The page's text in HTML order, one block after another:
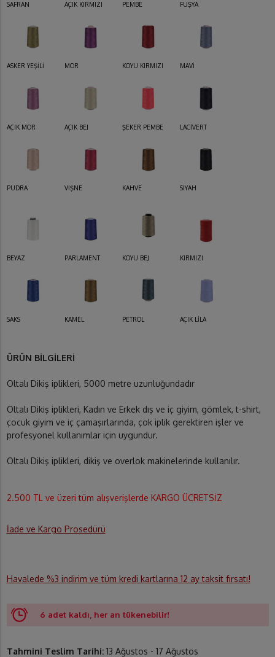
SAFRAN AÇIK KIRMIZI PEMBE FUŞYA
ASKER YEŞİLİ MOR KOYU KIRMIZI MAVİ
AÇIK MOR AÇIK BEJ ŞEKER PEMBE LACİVERT
PUDRA VİŞNE KAHVE SİYAH
BEYAZ PARLAMENT KOYU BEJ KIRMIZI
SAKS KAMEL PETROL AÇIK LİLA
ÜRÜN BİLGİLERİ
Oltalı Dikiş iplikleri, 5000 metre uzunluğundadır
Oltalı Dikiş iplikleri, Kadın ve Erkek dış ve iç giyim, gömlek, t-shirt,
çocuk giyim ve iç çamaşırlarında, çok iplik gerektiren işler ve
profesyonel kullanımlar için uygundur.
Oltalı Dikiş iplikleri, dikiş ve overlok makinelerinde kullanılır.
2.500 TL ve üzeri tüm alışverişlerde KARGO ÜCRETSİZ
İade ve Kargo Prosedürü
Havalede %3 indirim ve tüm kredi kartlarına 12 ay taksit fırsatı!
6 adet kaldı, her an tükenebilir!
Tahmini Teslim Tarihi: 13 Ağustos - 17 Ağustos